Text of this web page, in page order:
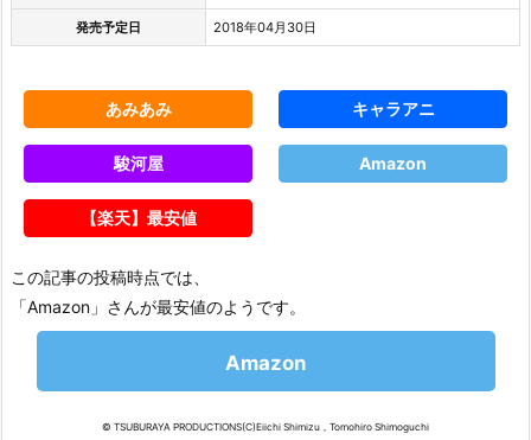
発売予定日 2018年04月30日
あみあみ キャラアニ
駿河屋 Amazon
【楽天】最安値
この記事の投稿時点では、
「Amazon」さんが最安値のようです。
Amazon
© TSUBURAYA PRODUCTIONS(C)Eiichi Shimizu，Tomohiro Shimoguchi